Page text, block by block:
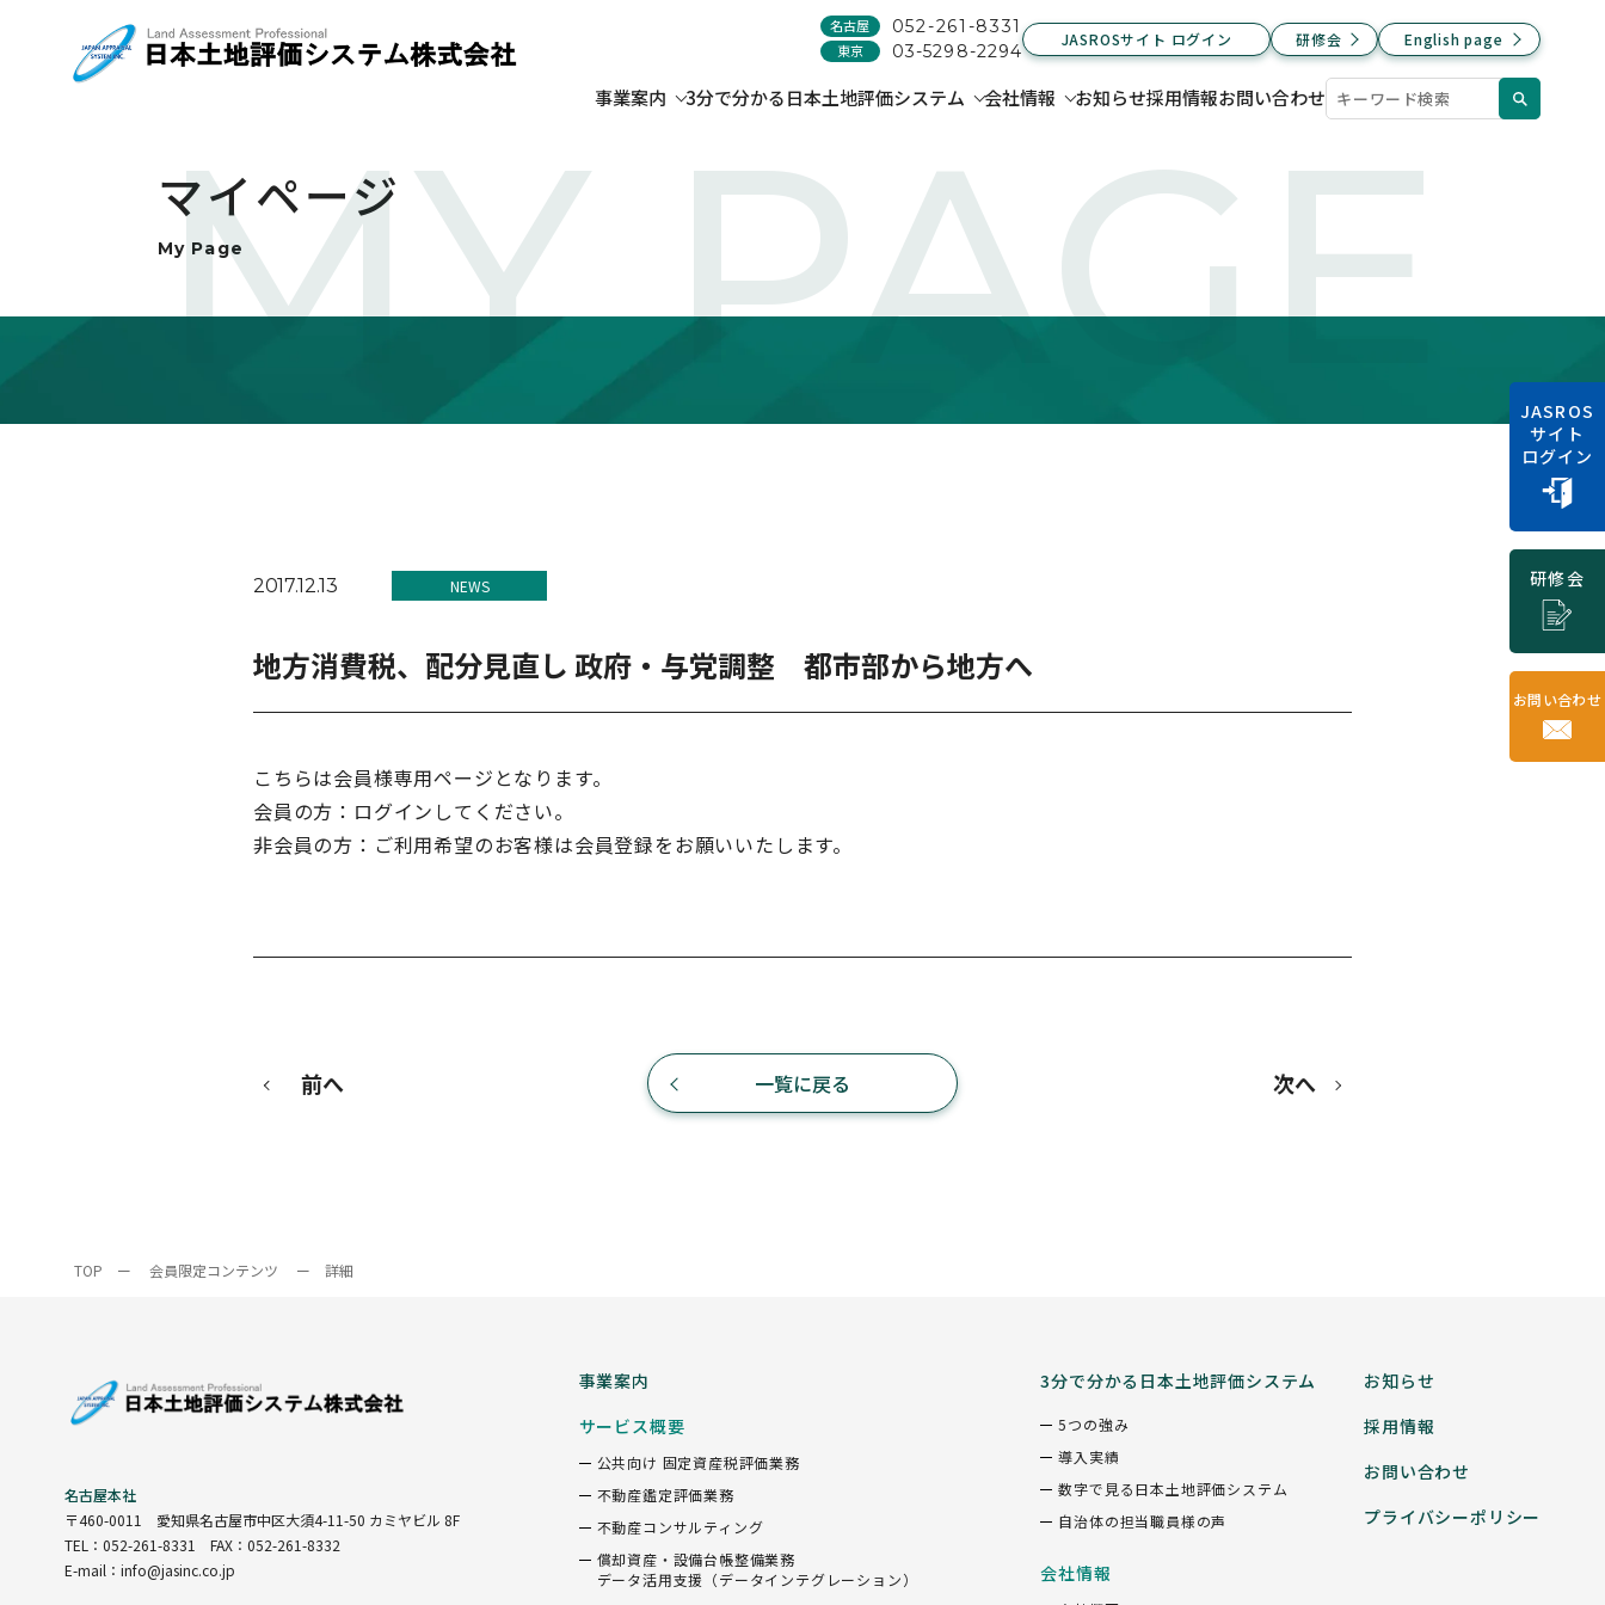
名古屋 052-261-8331
東京 03-5298-2294
JASROSサイト ログイン 研修会 English page
事業案内 3分で分かる日本土地評価システム 会社情報 お知らせ採用情報お問い合わせ
JASROS
サイト
ログイン
研修会
お問い合わせ
MY PAGE
マイページ
My Page
2017.12.13 NEWS
地方消費税、配分見直し 政府・与党調整 都市部から地方へ
こちらは会員様専用ページとなります。
会員の方：ログインしてください。
非会員の方：ご利用希望のお客様は会員登録をお願いいたします。
前へ 一覧に戻る 次へ
TOP ー 会員限定コンテンツ ー 詳細
名古屋本社
〒460-0011 愛知県名古屋市中区大須4-11-50 カミヤビル 8F
TEL：052-261-8331 FAX：052-261-8332
E-mail：info@jasinc.co.jp
事業案内
サービス概要
公共向け 固定資産税評価業務
不動産鑑定評価業務
不動産コンサルティング
償却資産・設備台帳整備業務
データ活用支援（データインテグレーション）
3分で分かる日本土地評価システム
5つの強み
導入実績
数字で見る日本土地評価システム
自治体の担当職員様の声
会社情報
お知らせ
採用情報
お問い合わせ
プライバシーポリシー